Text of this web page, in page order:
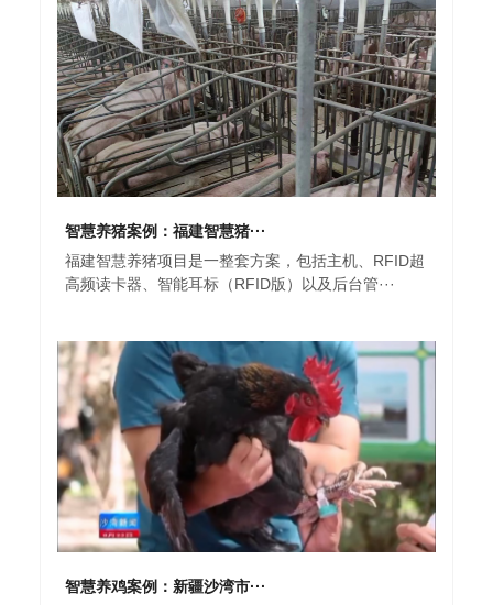
智慧养猪案例：福建智慧猪···
福建智慧养猪项目是一整套方案，包括主机、RFID超
高频读卡器、智能耳标（RFID版）以及后台管···
智慧养鸡案例：新疆沙湾市···